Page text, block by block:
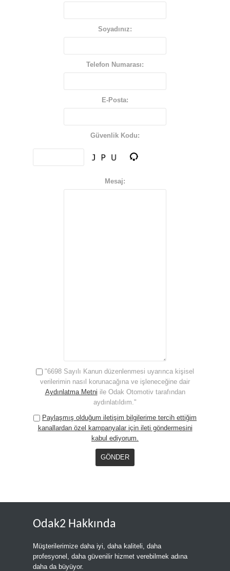
Soyadınız:
Telefon Numarası:
E-Posta:
Güvenlik Kodu:
Mesaj:
"6698 Sayılı Kanun düzenlenmesi uyarınca kişisel
verilerimin nasıl korunacağına ve işleneceğine dair
Aydınlatma Metni ile Odak Otomotiv tarafından
aydınlatıldım."
Paylaşmış olduğum iletişim bilgilerime tercih ettiğim
kanallardan özel kampanyalar için ileti göndermesini
kabul ediyorum.
Odak2 Hakkında
Müşterilerimize daha iyi, daha kaliteli, daha
profesyonel, daha güvenilir hizmet verebilmek adına
daha da büyüyor.